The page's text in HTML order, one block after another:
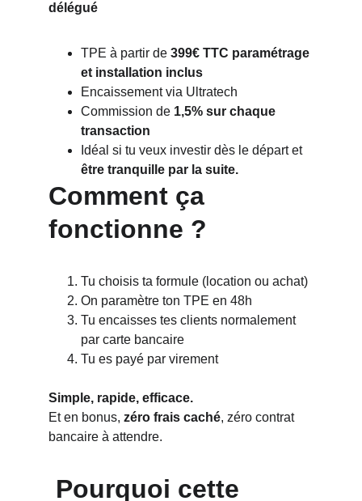
délégué
TPE à partir de 399€ TTC paramétrage
et installation inclus
Encaissement via Ultratech
Commission de 1,5% sur chaque
transaction
Idéal si tu veux investir dès le départ et
être tranquille par la suite.
Comment ça
fonctionne ?
Tu choisis ta formule (location ou achat)
On paramètre ton TPE en 48h
Tu encaisses tes clients normalement
par carte bancaire
Tu es payé par virement
Simple, rapide, efficace.
Et en bonus, zéro frais caché, zéro contrat
bancaire à attendre.